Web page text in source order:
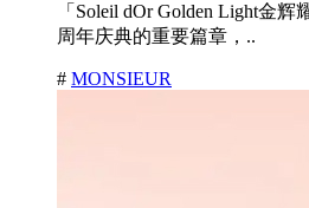
「Soleil dOr Golden Light金
周年庆典的重要篇章，..
# MONSIEUR